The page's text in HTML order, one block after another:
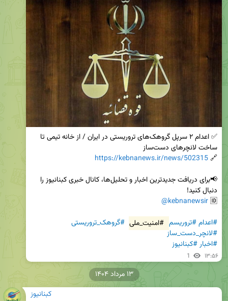
🔗
https://kebnanews.ir/news/502315
🆔
@kebnanewsir
#اعدام#تروریسم #امنیت_ملی #گروهک_تروریستی
#لانچر_دست_ساز
#اخبار#کبنانیوز
1 ۱۳:۵۶
کبنانیوز
۱۳ مرداد ۱۴۰۴